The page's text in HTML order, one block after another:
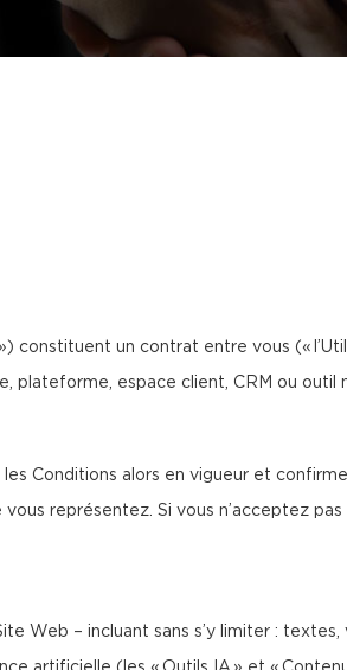
constituent un contrat entre vous («
espace client, CRM ou outil
Conditions alors en vigueur et
représentez. Si vous n’acceptez
Web – incluant sans s’y limiter :